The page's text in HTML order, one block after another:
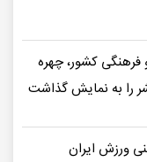
کشور، چهره
را به نمایش گذاشت
ورزش ایران